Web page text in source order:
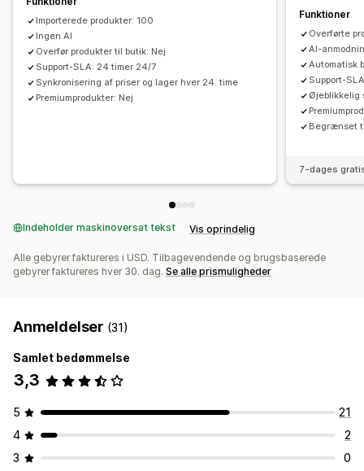
Tyrkiet Tyskland USA Ungarn
Importerede produkter: 100
Ingen AI
Overfør produkter til butik: Nej
Support-SLA: 24 timer 24/7
Synkronisering af priser og lager hver 24. time
Premiumprodukter: Nej
Funktioner
Overførte
AI-
Automatisk
Support-
Øjeblikkelig
Begrænset
7-dages
Indeholder maskinoversat tekst Vis oprindelig
Alle gebyrer faktureres i USD. Tilbagevendende og brugsbaserede
gebyrer faktureres hver 30. dag. Se alle prismuligheder
Anmeldelser (31)
Samlet bedømmelse
3,3
5
21
4
2
3
0